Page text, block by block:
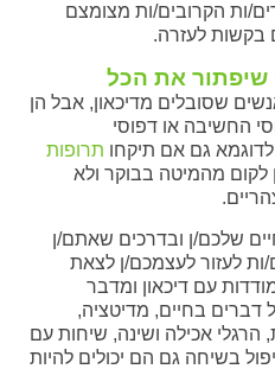
ות הקרובים/ות מצומצם
בקשות לעזרה.
את הכל
שסובלים מדיכאון, אבל הן
החשיבה או דפוסי
גם אם תיקחו תרופות
לקום מהמיטה בבוקר ולא
שלכם/ן ובדרכים שאתם/ן
ות לעזור לעצמכם/ן לצאת
עם דיכאון ומדבר
דברים בחיים, מדיטציה,
הרגלי אכילה ושינה, שיחות עם
בשיחה גם הם יכולים להיות